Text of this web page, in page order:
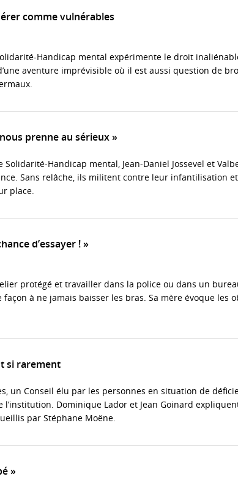
comme vulnérables
Handicap mental expérimente le droit
aventure imprévisible où il est aussi question de
prenne au sérieux »
Handicap mental, Jean-Daniel Jossevel et
Sans relâche, ils militent contre leur infantilisation
place.
d’essayer ! »
protégé et travailler dans la police ou dans un
à ne jamais baisser les bras. Sa mère évoque les
si rarement
un Conseil élu par les personnes en situation de
l’institution. Dominique Lador et Jean Goinard
par Stéphane Moëne.
»